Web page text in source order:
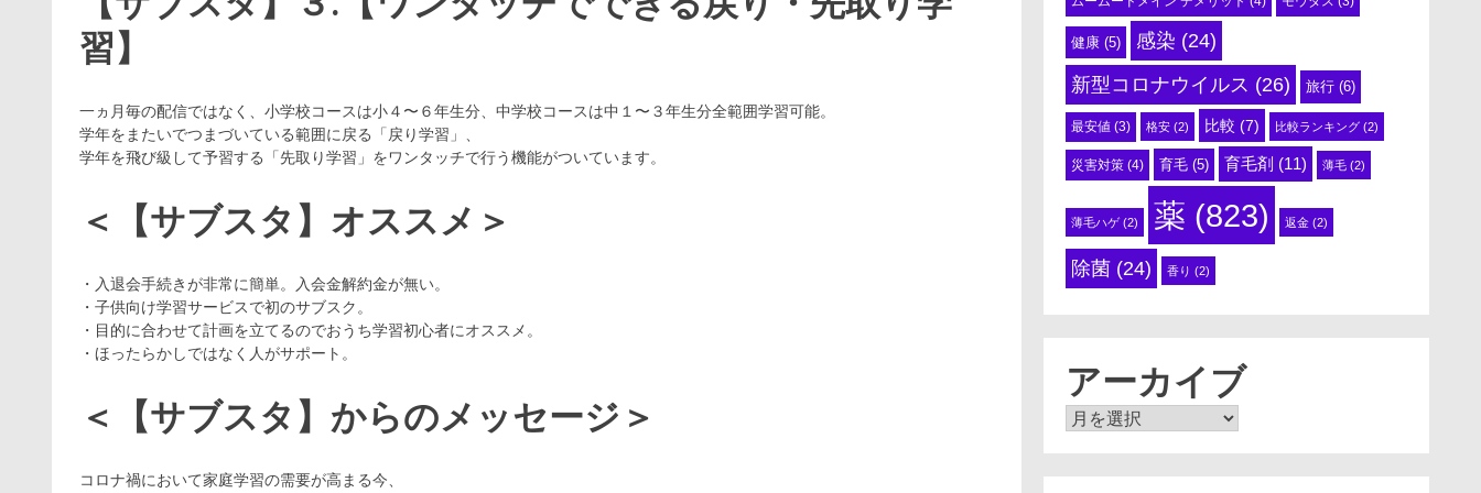
習】
一ヵ月毎の配信ではなく、小学校コースは小４〜６年生分、中学校コースは中１〜３年生分全範囲学習可能。
学年をまたいでつまづいている範囲に戻る「戻り学習」、
学年を飛び級して予習する「先取り学習」をワンタッチで行う機能がついています。
＜【サブスタ】オススメ＞
・入退会手続きが非常に簡単。入会金解約金が無い。
・子供向け学習サービスで初のサブスク。
・目的に合わせて計画を立てるのでおうち学習初心者にオススメ。
・ほったらかしではなく人がサポート。
＜【サブスタ】からのメッセージ＞
コロナ禍において家庭学習の需要が高まる今、
健康 (5) 感染 (24)
新型コロナウイルス (26) 旅行 (6)
最安値 (3) 格安 (2) 比較 (7) 比較ランキング (2)
災害対策 (4) 育毛 (5) 育毛剤 (11) 薄毛 (2)
薄毛ハゲ(2) 薬 (823) 返金 (2)
除菌 (24) 香り (2)
アーカイブ
ア